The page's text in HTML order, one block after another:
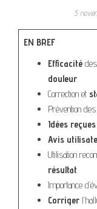
5
EN BREF
Efficacité
douleur.
Correction et
Prévention
Idées reçues
Avis
Utilisation
résultat.
Importance
Corriger